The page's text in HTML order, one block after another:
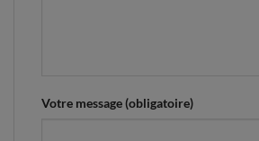
Votre message (obligatoire)